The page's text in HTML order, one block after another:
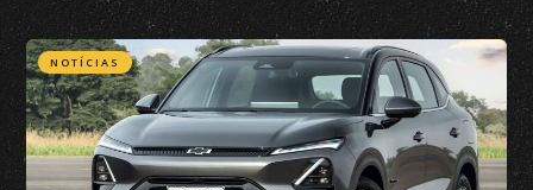
2023 desvalorizam 46,15%
NOTÍCIAS